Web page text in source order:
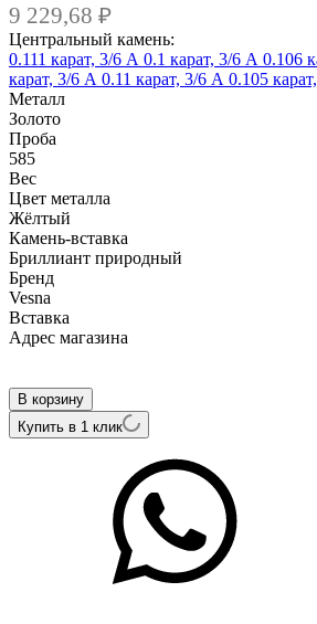
9 229,68 ₽
Центральный камень:
0.111 карат, 3/6 А 0.1 карат, 3/6 А 0.106
карат, 3/6 А 0.11 карат, 3/6 А 0.105
Металл
Золото
Проба
585
Вес
Цвет металла
Жёлтый
Камень-вставка
Бриллиант природный
Бренд
Vesna
Вcтавка
Адрес магазина
В корзину
Купить в 1 клик